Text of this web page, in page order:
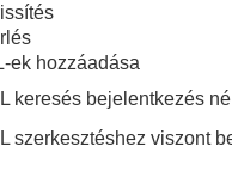
ek hozzáadása
keresés bejelentkezés
szerkesztéshez viszont